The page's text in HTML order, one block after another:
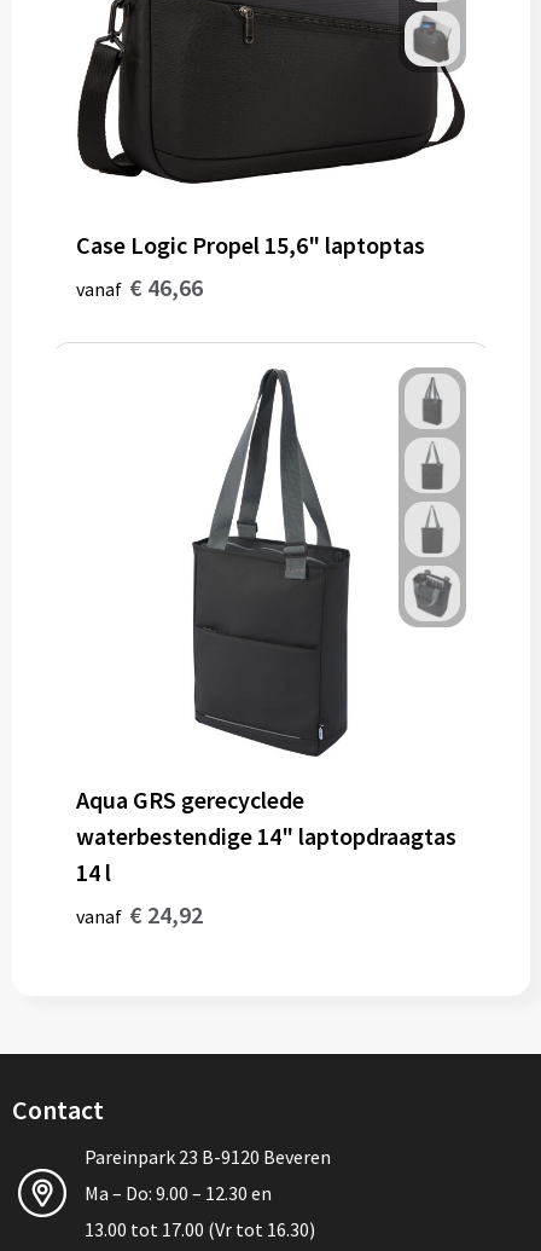
Case Logic Propel 15,6" laptoptas
vanaf € 46,66
Aqua GRS gerecyclede
waterbestendige 14" laptopdraagtas
14 l
vanaf € 24,92
Contact
Pareinpark 23 B-9120 Beveren
Ma – Do: 9.00 – 12.30 en
13.00 tot 17.00 (Vr tot 16.30)